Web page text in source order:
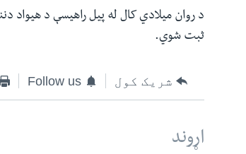
ثبت شوي.
شریک کول Follow us
اړوند